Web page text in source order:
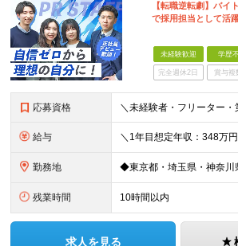
【転職逆転劇】バイ
で採用担当として活
未経験歓迎 学歴
完全週休2日 賞与複
応募資格
給与
勤務地
残業時間 10時間以内
求人を見る